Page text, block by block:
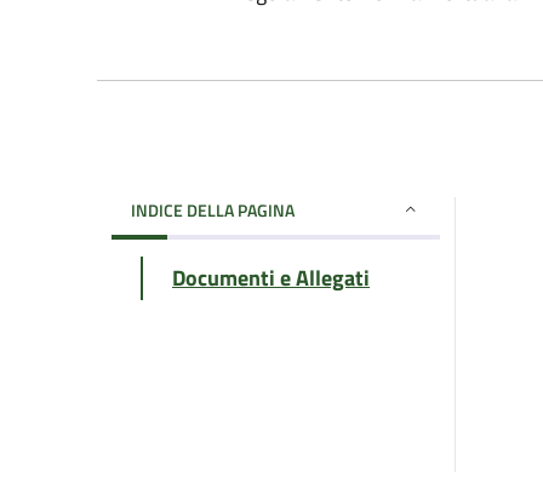
INDICE DELLA PAGINA
Documenti e Allegati